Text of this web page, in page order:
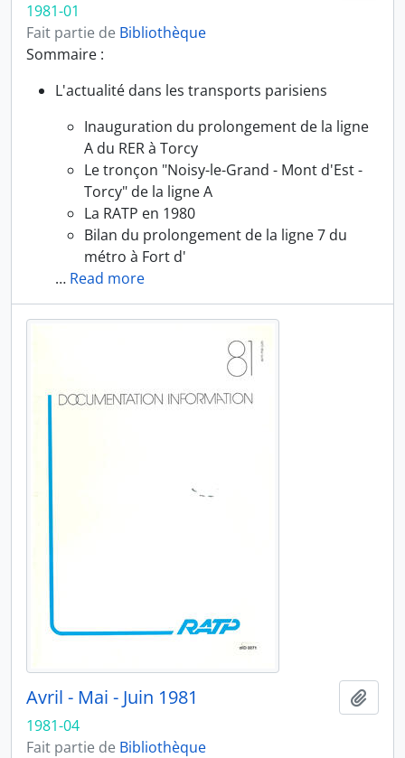
1981-01
Fait partie de Bibliothèque
Sommaire :
L'actualité dans les transports parisiens
Inauguration du prolongement de la ligne
A du RER à Torcy
Le tronçon "Noisy-le-Grand - Mont d'Est -
Torcy" de la ligne A
La RATP en 1980
Bilan du prolongement de la ligne 7 du
métro à Fort d'
… Read more
Avril - Mai - Juin 1981
1981-04
Fait partie de Bibliothèque